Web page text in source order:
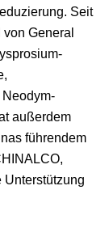
Seit
General
außerdem
führendem
Unterstützung